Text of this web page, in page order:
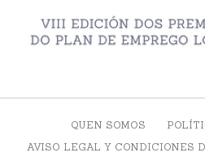
QUEN SOMOS
AVISO LEGAL Y CONDICIONES